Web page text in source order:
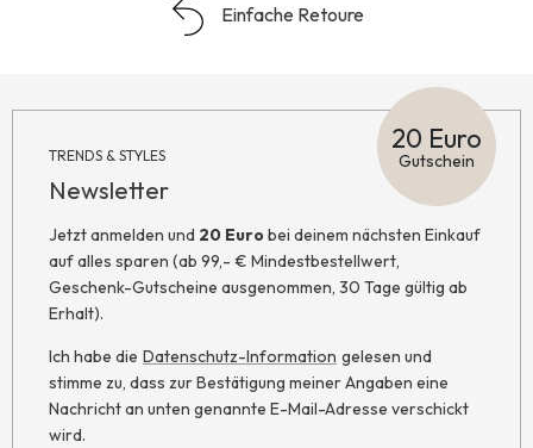
Einfache Retoure
TRENDS & STYLES
Newsletter
20 Euro
Gutschein
Jetzt anmelden und 20 Eurobei deinem nächsten Einkauf
auf alles sparen (ab 99,- € Mindestbestellwert,
Geschenk-Gutscheine ausgenommen, 30 Tage gültig ab
Erhalt).
Ich habe die Datenschutz-Information gelesen und
stimme zu, dass zur Bestätigung meiner Angaben eine
Nachricht an unten genannte E-Mail-Adresse verschickt
wird.